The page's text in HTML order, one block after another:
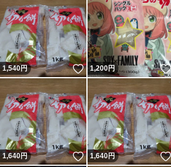
1,540円 いいね！
1,200円
1,640円 いいね！
1,640円